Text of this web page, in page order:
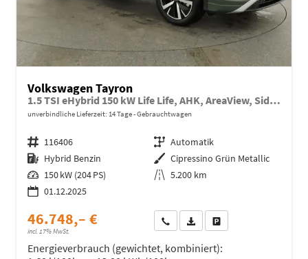
Volkswagen Tayron
1.5 TSI eHybrid 150 kW Life Life, AHK, AreaView, Side, Navi, Winter, 5-J. Garantie
unverbindliche Lieferzeit: 14 Tage Gebrauchtwagen
Fahrzeugnr. 116406 Getriebe Automatik
Kraftstoff Hybrid Benzin Außenfarbe Cipressino Grün Metallic
Leistung 150 kW (204 PS) Kilometerstand 5.200 km
01.12.2025
46.748,– €
incl. 17% MwSt.
Wir rufen Sie anFahrzeugexposé (PDF)
Energieverbrauch (gewichtet, kombiniert):